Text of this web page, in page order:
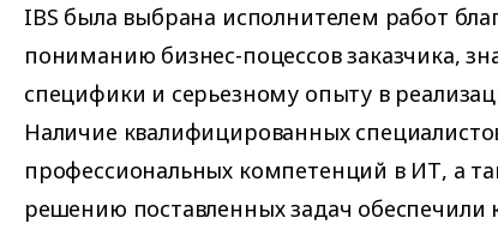
IBS была выбрана исполнителем работ
пониманию бизнес-поцессов заказчика,
специфики и серьезному опыту в
Наличие квалифицированных
профессиональных компетенций в ИТ, а
решению поставленных задач обеспечили